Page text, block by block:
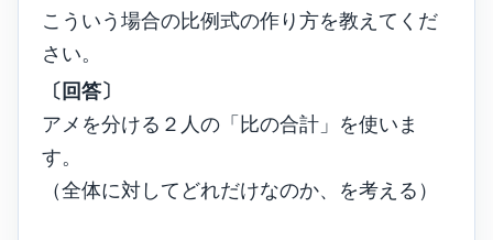
こういう場合の比例式の作り方を教えてくだ
さい。
〔回答〕
アメを分ける２人の「比の合計」を使いま
す。
（全体に対してどれだけなのか、を考える）